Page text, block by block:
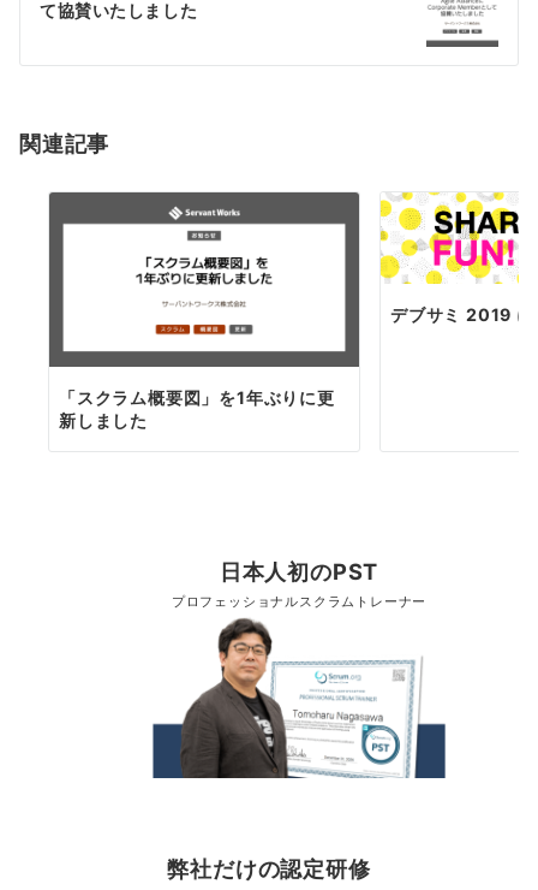
て協賛いたしました
関連記事
「スクラム概要図」を1年ぶりに更
新しました
デブサミ 2019 に
日本人初のPST
プロフェッショナルスクラムトレーナー
弊社だけの認定研修